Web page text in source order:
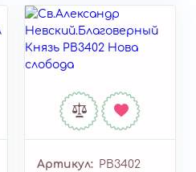
Артикул РВ3402